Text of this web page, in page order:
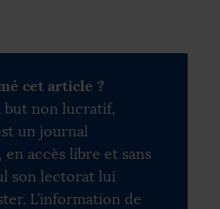
cet article ?
but non lucratif,
un journal
accès libre et sans
son lectorat lui
L’information de